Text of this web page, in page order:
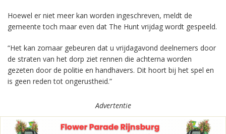
Hoewel er niet meer kan worden ingeschreven, meldt de
gemeente toch maar even dat The Hunt vrijdag wordt gespeeld.
“Het kan zomaar gebeuren dat u vrijdagavond deelnemers door
de straten van het dorp ziet rennen die achterna worden
gezeten door de politie en handhavers. Dit hoort bij het spel en
is geen reden tot ongerustheid.”
Advertentie